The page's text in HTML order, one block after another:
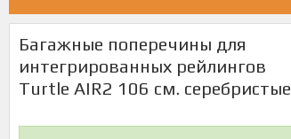
Багажные поперечины для
интегрированных рейлингов
Turtle AIR2 106 см. серебристые